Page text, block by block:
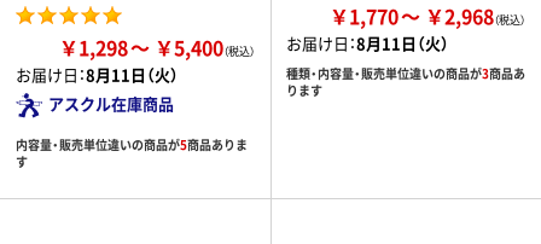
￥1,298 ￥5,400
お届け日：8月11日（火）
アスクル在庫商品
内容量・販売単位違いの商品が5商品ありま
す
￥1,770 ￥2,968
お届け日：8月11日（火）
種類・内容量・販売単位違いの商品が3商品あ
ります